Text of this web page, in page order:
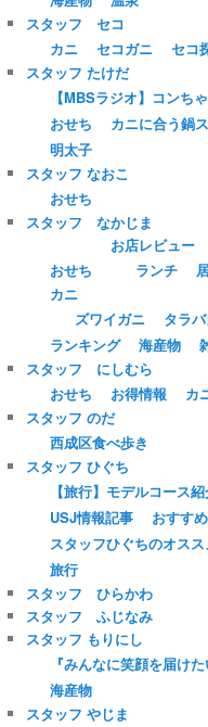
スタッフ セコ
カニ
セコガニ セコ
スタッフ たけだ
【MBSラジオ】コンち
おせち
カニに合う鍋
明太子
スタッフ なおこ
おせち
スタッフ なかじま
おせち
お店レビュー
ランチ
カニ
ズワイガニ
タラ
ランキング
海産物
スタッフ にしむら
おせち
お得情報 カ
スタッフ のだ
西成区食べ歩き
スタッフ ひぐち
【旅行】モデルコース
USJ情報記事
おすす
スタッフひぐちのオスス
旅行
スタッフ ひらかわ
スタッフ ふじなみ
スタッフ もりにし
『みんなに笑顔を届け
海産物
スタッフ やじま